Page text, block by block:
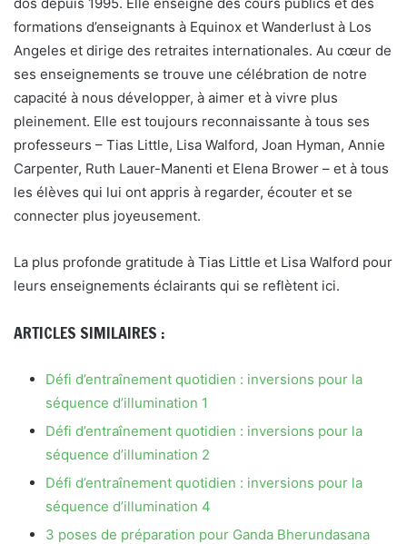
formations d’enseignants à Equinox et Wanderlust à Los
Angeles et dirige des retraites internationales. Au cœur de
ses enseignements se trouve une célébration de notre
capacité à nous développer, à aimer et à vivre plus
pleinement. Elle est toujours reconnaissante à tous ses
professeurs – Tias Little, Lisa Walford, Joan Hyman, Annie
Carpenter, Ruth Lauer-Manenti et Elena Brower – et à tous
les élèves qui lui ont appris à regarder, écouter et se
connecter plus joyeusement.
La plus profonde gratitude à Tias Little et Lisa Walford pour
leurs enseignements éclairants qui se reflètent ici.
ARTICLES SIMILAIRES :
Défi d’entraînement quotidien : inversions pour la
séquence d’illumination 1
Défi d’entraînement quotidien : inversions pour la
séquence d’illumination 2
Défi d’entraînement quotidien : inversions pour la
séquence d’illumination 4
3 poses de préparation pour Ganda Bherundasana